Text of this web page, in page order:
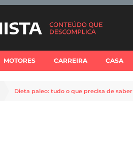
MOTORES CARREIRA CASA
Dieta paleo: tudo o que precisa de saber